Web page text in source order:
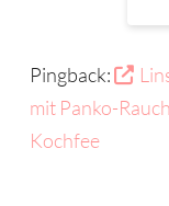
Pingback:
mit Panko-
Kochfee